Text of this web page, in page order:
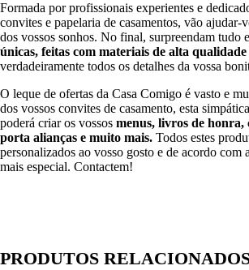
Formada por profissionais experientes e
convites e papelaria de casamentos, vão ajudar-
dos vossos sonhos. No final, surpreendam tudo
únicas, feitas com materiais de alta qualidade
verdadeiramente todos os detalhes da vossa
O leque de ofertas da Casa Comigo é vasto e
dos vossos convites de casamento, esta
poderá criar os vossos menus, livros de honra,
porta alianças e muito mais. Todos estes
personalizados ao vosso gosto e de acordo com
mais especial. Contactem!
PRODUTOS